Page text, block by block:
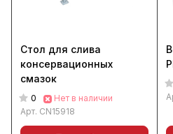
Стол для слива
консервационных
смазок
0
Нет в наличии
Арт. CN15918